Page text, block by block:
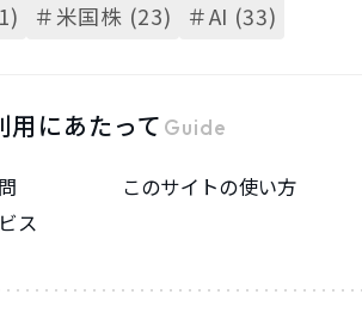
＃米国株 (23) ＃AI (33)
用にあたって Guide
このサイトの使い方
ス